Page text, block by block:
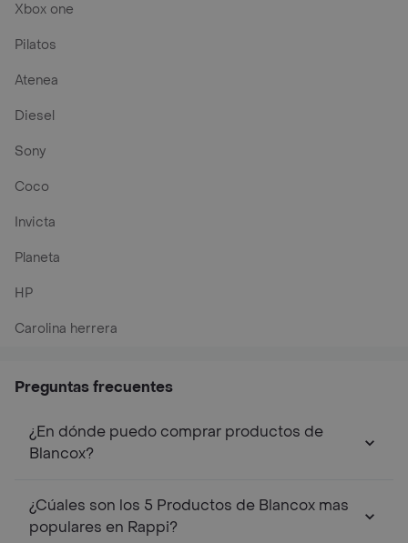
Xbox one
Pilatos
Atenea
Diesel
Sony
Coco
Invicta
Planeta
HP
Carolina herrera
Preguntas frecuentes
¿En dónde puedo comprar productos de
Blancox?
¿Cúales son los 5 Productos de Blancox mas
populares en Rappi?